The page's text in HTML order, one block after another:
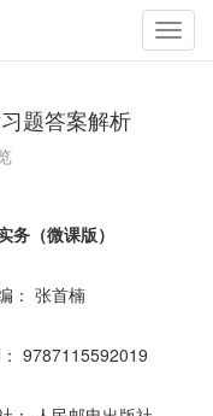
题答案解析
务（微课版）
： 张首楠
9787115592019